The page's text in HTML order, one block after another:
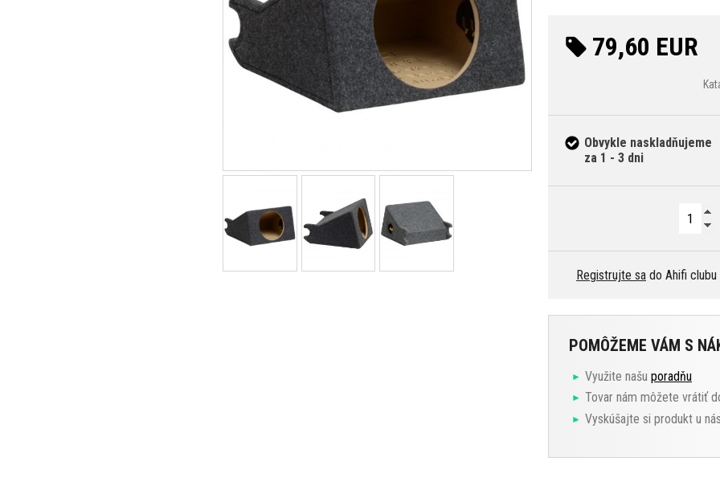
79,60 EUR
Obvykle naskladňujeme
za 1 - 3 dni
Registrujte sa do Ahifi
POMÔŽEME VÁM S
Využite našu poradňu
Tovar nám môžete vrátiť
Vyskúšajte si produkt u nás